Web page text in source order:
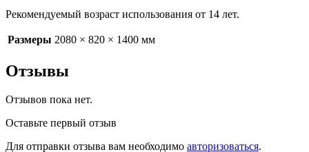
Рекомендуемый возраст использования от 14 лет.
Размеры 2080 × 820 × 1400 мм
Отзывы
Отзывов пока нет.
Оставьте первый отзыв
Для отправки отзыва вам необходимо авторизоваться.